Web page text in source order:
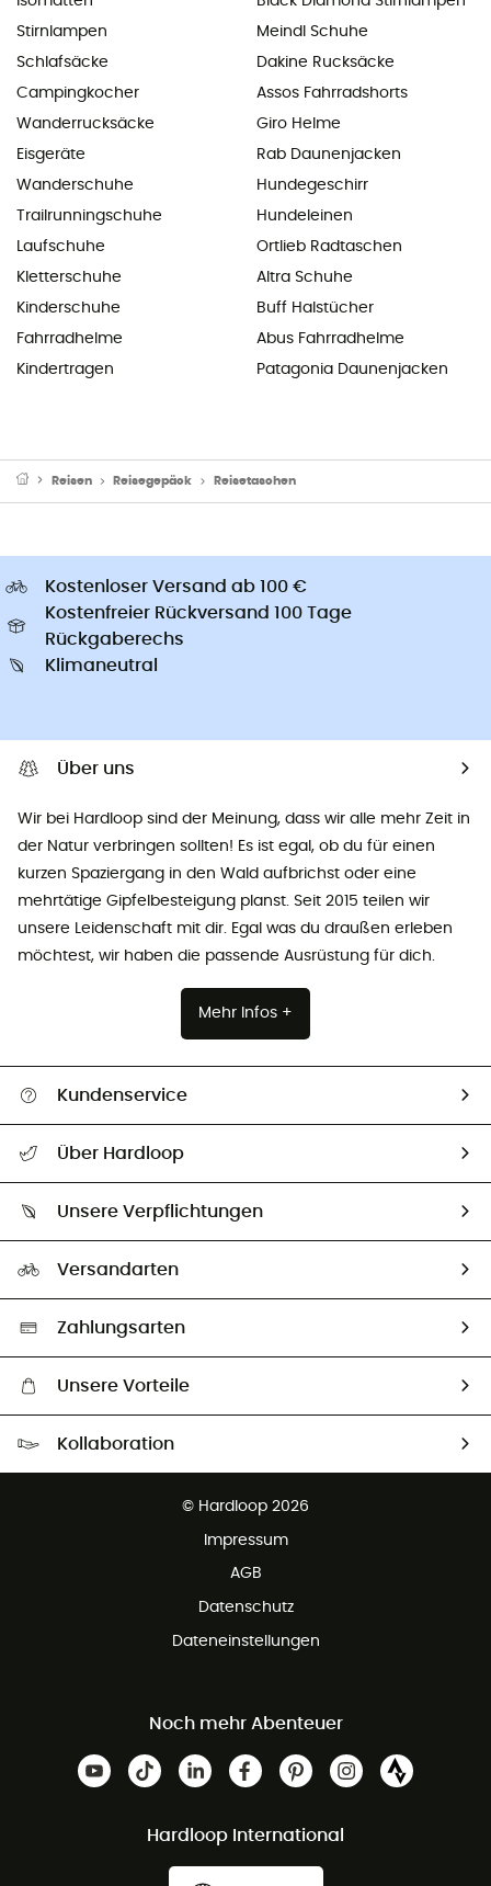
Stirnlampen
Schlafsäcke
Campingkocher
Wanderrucksäcke
Eisgeräte
Wanderschuhe
Trailrunningschuhe
Laufschuhe
Kletterschuhe
Kinderschuhe
Fahrradhelme
Kindertragen
Meindl Schuhe
Dakine Rucksäcke
Assos Fahrradshorts
Giro Helme
Rab Daunenjacken
Hundegeschirr
Hundeleinen
Ortlieb Radtaschen
Altra Schuhe
Buff Halstücher
Abus Fahrradhelme
Patagonia Daunenjacken
Reisen Reisegepäck Reisetaschen
Kostenloser Versand ab 100 €
Kostenfreier Rückversand 100 Tage
Rückgaberechs
Klimaneutral
Über uns
Wir bei Hardloop sind der Meinung, dass wir alle mehr Zeit in
der Natur verbringen sollten! Es ist egal, ob du für einen
kurzen Spaziergang in den Wald aufbrichst oder eine
mehrtätige Gipfelbesteigung planst. Seit 2015 teilen wir
unsere Leidenschaft mit dir. Egal was du draußen erleben
möchtest, wir haben die passende Ausrüstung für dich.
Mehr Infos +
Kundenservice
Größentabelle
Vertrag widerrufen
Über Hardloop
Unsere Botschafter
Unsere Verpflichtungen
Auswahl an nachhaltigen Produkten
Versandarten
Zahlungsarten
Unsere Vorteile
Kollaboration
© Hardloop 2026
Impressum
AGB
Datenschutz
Dateneinstellungen
Noch mehr Abenteuer
Hardloop International